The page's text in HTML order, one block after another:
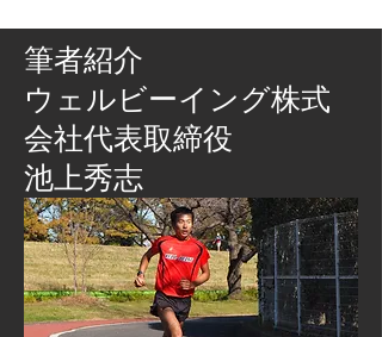
筆者紹介
​ウェルビーイング株式
会社代表取締役
池上秀志